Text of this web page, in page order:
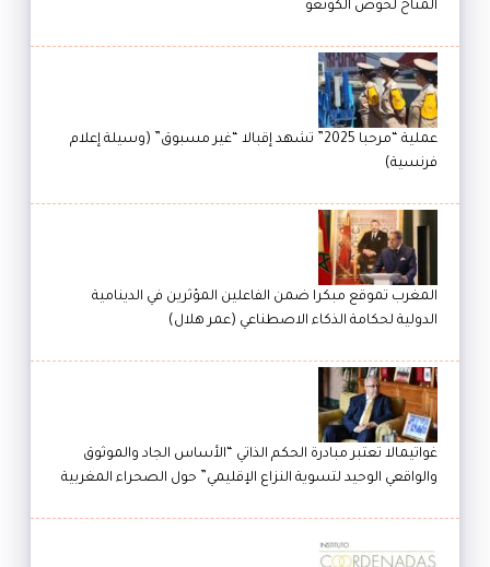
المناخ لحوض الكونغو
عملية “مرحبا 2025” تشهد إقبالا “غير مسبوق” (وسيلة إعلام
فرنسية)
المغرب تموقع مبكرا ضمن الفاعلين المؤثرين في الدينامية
الدولية لحكامة الذكاء الاصطناعي (عمر هلال)
غواتيمالا تعتبر مبادرة الحكم الذاتي “الأساس الجاد والموثوق
والواقعي الوحيد لتسوية النزاع الإقليمي” حول الصحراء المغربية